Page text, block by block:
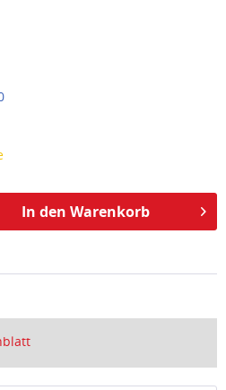
In den Warenkorb